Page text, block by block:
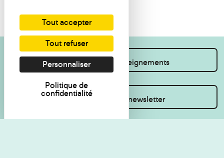
Je souhaite des renseignements
Inscrivez-vous à la newsletter
Tout accepter
Tout refuser
Personnaliser
Politique de
confidentialité